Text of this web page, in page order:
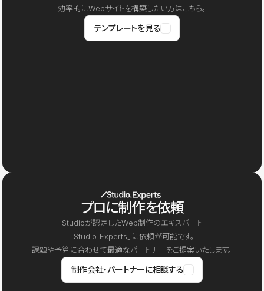
効率的にWebサイトを構築したい方はこちら。
テンプレートを見る
プロに制作を依頼
Studioが認定したWeb制作のエキスパート
「Studio Experts」に依頼が可能です。
課題や予算に合わせて最適なパートナーをご提案いたします。
制作会社・パートナーに相談する